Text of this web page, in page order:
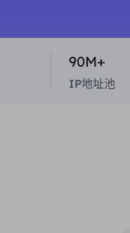
90M+
IP地址池